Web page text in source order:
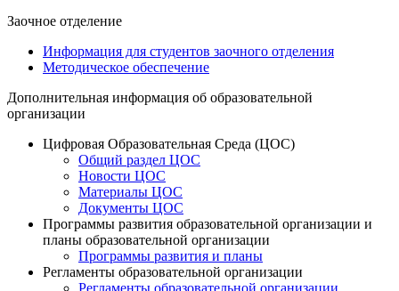
Заочное отделение
Информация для студентов заочного отделения
Методическое обеспечение
Дополнительная информация об образовательной
организации
Цифровая Образовательная Среда (ЦОС)
Общий раздел ЦОС
Новости ЦОС
Материалы ЦОС
Документы ЦОС
Программы развития образовательной организации и
планы образовательной организации
Программы развития и планы
Регламенты образовательной организации
Регламенты образовательной организации